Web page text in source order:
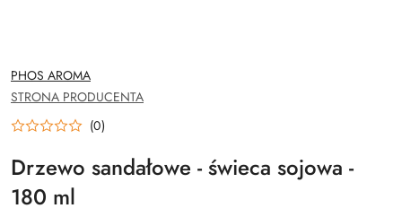
NAZWA
PRODUCENTA:
PHOS AROMA
STRONA PRODUCENTA
(0)
Drzewo sandałowe - świeca sojowa -
180 ml